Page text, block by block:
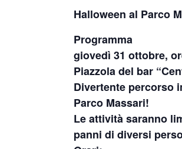
Halloween al Parco
Programma
giovedì 31 ottobre,
Piazzola del bar
Divertente percorso
Parco Massari!
Le attività saranno
panni di diversi